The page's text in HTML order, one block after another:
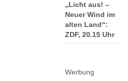
„Licht aus! –
Neuer Wind im
alten Land“:
ZDF, 20.15 Uhr
Werbung